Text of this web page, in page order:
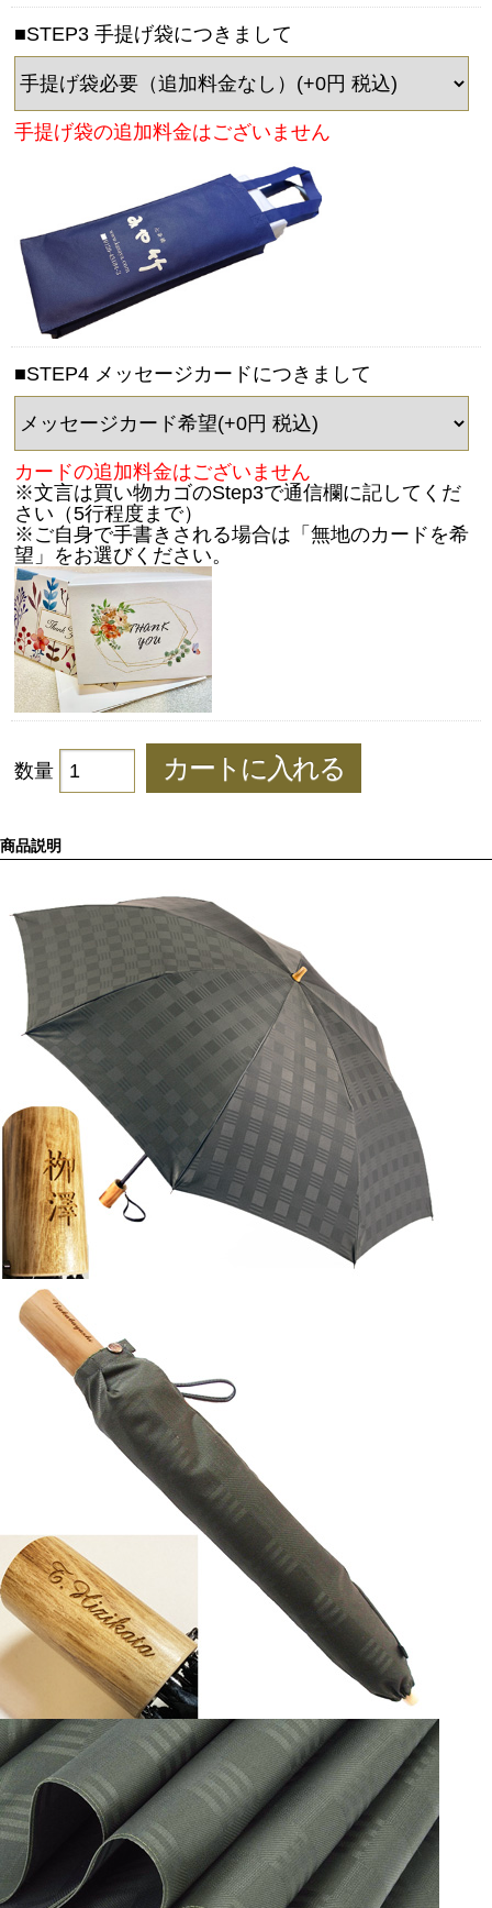
■STEP3 手提げ袋につきまして
手提げ袋の追加料金はございません
■STEP4 メッセージカードにつきまして
カードの追加料金はございません
※文言は買い物カゴのStep3で通信欄に記してくだ
さい（5行程度まで）
※ご自身で手書きされる場合は「無地のカードを希
望」をお選びください。
数量
商品説明